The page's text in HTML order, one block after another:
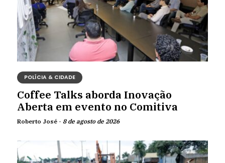
POLÍCIA & CIDADE
Coffee Talks aborda Inovação
Aberta em evento no Comitiva
Roberto José - 8 de agosto de 2026